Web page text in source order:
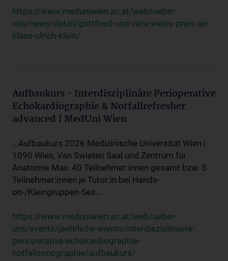
https://www.meduniwien.ac.at/web/ueber-
uns/news/detail/gottfried-und-vera-weiss-preis-an-
klaus-ulrich-klein/
Aufbaukurs - Interdisziplinäre Perioperative
Echokardiographie & Notfallrefresher
advanced | MedUni Wien
...Aufbaukurs 2026 Medizinische Universität Wien |
1090 Wien, Van Swieten Saal und Zentrum für
Anatomie Max. 40 Teilnehmer:innen gesamt bzw. 5
Teilnehmer:innen je Tutor:in bei Hands-
on-/Kleingruppen-Ses...
https://www.meduniwien.ac.at/web/ueber-
uns/events/jaehrliche-events/interdisziplinaere-
perioperative-echokardiographie-
notfallsonographie/aufbaukurs/